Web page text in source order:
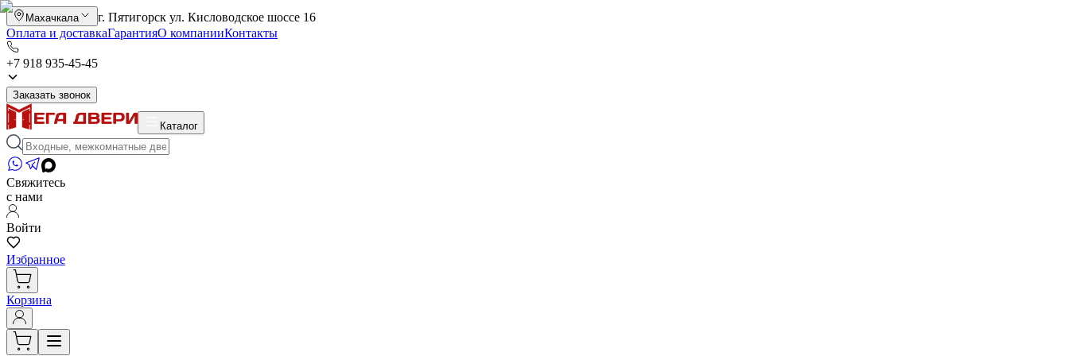
Махачкала
г. Пятигорск ул. Кисловодское шоссе 16
Оплата и доставкаГарантияО компанииКонтакты
+7 918 935-45-45
Заказать звонок
Каталог
Свяжитесь
с нами
Войти
Избранное
Корзина